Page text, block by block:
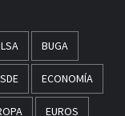
BUGA
ECONOMÍA
EUROS